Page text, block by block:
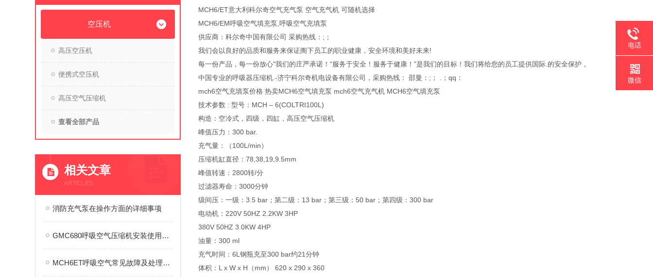
空压机
高压空压机
便携式空压机
高压空气压缩机
查看全部产品
相关文章
ARTICLES
消防充气泵在操作方面的详细事项
GMC680呼吸空气压缩机安装使用技巧
MCH6ET呼吸空气常见故障及处理方法
MCH6/ET意大利科尔奇空气充气泵 空气充气机 可随机选择
MCH6/EM呼吸空气填充泵,呼吸空气充填泵
供应商：科尔奇中国有限公司 采购热线：;；
我们会以良好的品质和服务来保证阁下员工的职业健康，安全环境和美好未来!
每一份产品，每一份放心"我们的庄严承诺！“服务于安全！服务于健康！"是我们的目标！我们将给您的员工提供国际.的安全保护 。
中国专业的呼吸器压缩机.-济宁科尔奇机电设备有限公司，采购热线： 邵曼：;； .；qq：
mch6空气充填泵价格 热卖MCH6空气填充泵 mch6空气充气机 MCH6空气填充泵
技术参数 : 型号：MCH – 6(COLTRI100L)
构造：空冷式，四级，四缸，高压空气压缩机
峰值压力：300 bar.
充气量：（100L/min）
压缩机缸直径：78,38,19,9.5mm
峰值转速：2800转/分
过滤器寿命：3000分钟
级间压：一级：3.5 bar；第二级：13 bar；第三级：50 bar；第四级：300 bar
电动机：220V 50HZ 2.2KW 3HP
380V 50HZ 3.0KW 4HP
油量：300 ml
充气时间：6L钢瓶充至300 bar约21分钟
体积：L x W x H（mm） 620 x 290 x 360
电话
微信